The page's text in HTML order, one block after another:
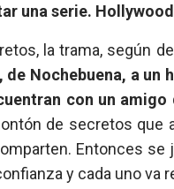
una serie.
la trama, según
Nochebuena, a
con un
de secretos que
Entonces
y cada uno